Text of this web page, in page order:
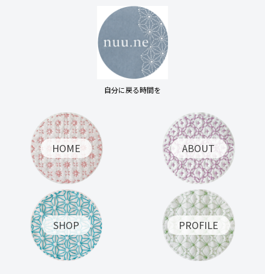
自分に戻る時間を
HOME ABOUT
SHOP PROFILE